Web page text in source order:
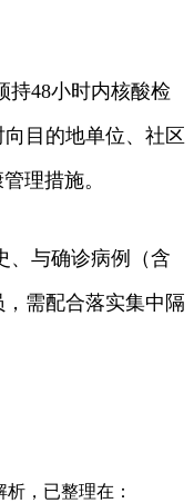
48小时内核酸检
目的地单位、社区
理措施。
与确诊病例（含
需配合落实集中隔
，已整理在：